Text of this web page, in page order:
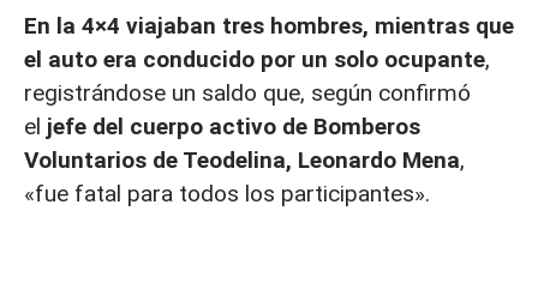
En la 4×4 viajaban tres hombres, mientras que
el auto era conducido por un solo ocupante,
registrándose un saldo que, según confirmó
el jefe del cuerpo activo de Bomberos
Voluntarios de Teodelina, Leonardo Mena,
«fue fatal para todos los participantes».